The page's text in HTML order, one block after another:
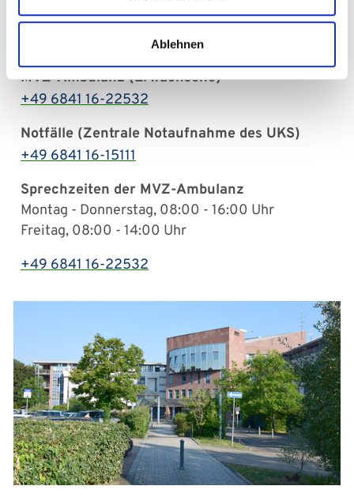
Ablehnen
Gebäude 1
Direktor: Univ.-Prof. Dr. med. Hermann Eichler
MVZ-Ambulanz (Erwachsene)
+49 6841 16-22532
Notfälle (Zentrale Notaufnahme des UKS)
+49 6841 16-15111
Sprechzeiten der MVZ-Ambulanz
Montag - Donnerstag, 08:00 - 16:00 Uhr
Freitag, 08:00 - 14:00 Uhr
+49 6841 16-22532